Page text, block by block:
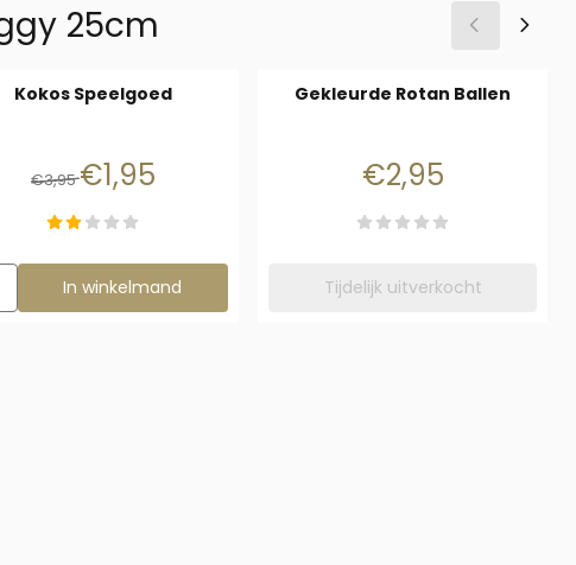
25cm
45 cm
Kokos Speelgoed
Van 3,95 voor 1,95
€3,95€1,95
kiezen voor Kokos Speelgoed
In winkelmand
Gekleurde Rotan Ballen
Prijs: 2,95
€2,95
Tijdelijk uitverkocht